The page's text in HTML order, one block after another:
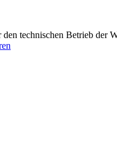
technischen Betrieb der